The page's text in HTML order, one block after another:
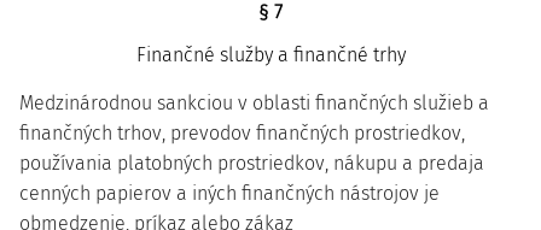
§ 7
Finančné služby a finančné trhy
Medzinárodnou sankciou v oblasti finančných služieb a
finančných trhov, prevodov finančných prostriedkov,
používania platobných prostriedkov, nákupu a predaja
cenných papierov a iných finančných nástrojov je
obmedzenie, príkaz alebo zákaz